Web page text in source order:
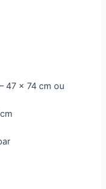
47 x 74 cm ou